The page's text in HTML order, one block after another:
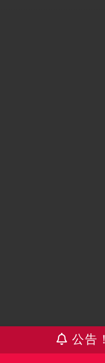
我们可以安排下架！ 公告